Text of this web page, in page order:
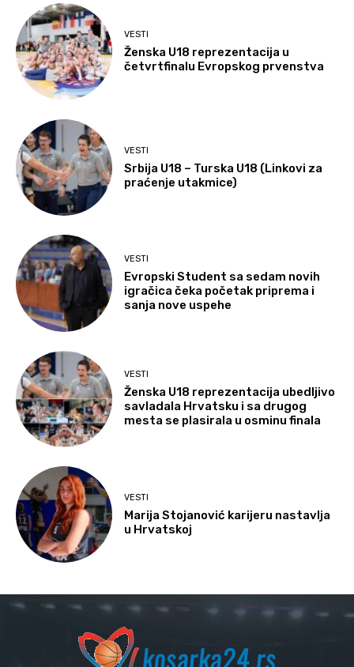
VESTI
Ženska U18 reprezentacija u
četvrtfinalu Evropskog prvenstva
VESTI
Srbija U18 – Turska U18 (Linkovi za
praćenje utakmice)
VESTI
Evropski Student sa sedam novih
igračica čeka početak priprema i
sanja nove uspehe
VESTI
Ženska U18 reprezentacija ubedljivo
savladala Hrvatsku i sa drugog
mesta se plasirala u osminu finala
VESTI
Marija Stojanović karijeru nastavlja
u Hrvatskoj